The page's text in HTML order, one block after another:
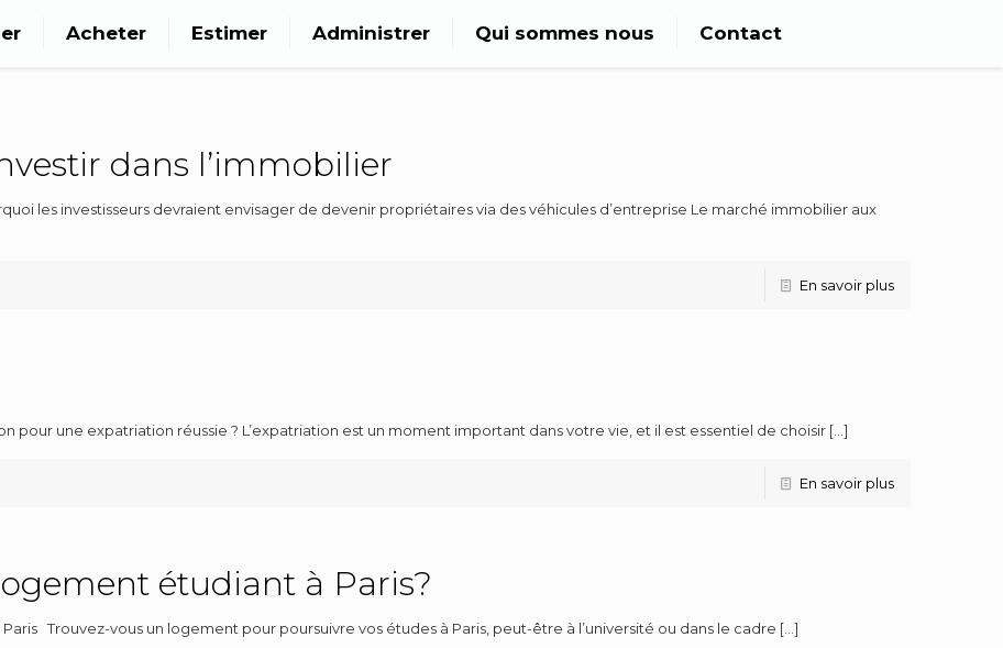
Acheter Estimer Administrer Qui sommes nous Contact
dans l’immobilier
les investisseurs devraient envisager de devenir propriétaires via des véhicules d’entreprise Le marché immobilier aux
En savoir plus
une expatriation réussie ? L’expatriation est un moment important dans votre vie, et il est essentiel de choisir […]
En savoir plus
étudiant à Paris?
Trouvez-vous un logement pour poursuivre vos études à Paris, peut-être à l’université ou dans le cadre […]